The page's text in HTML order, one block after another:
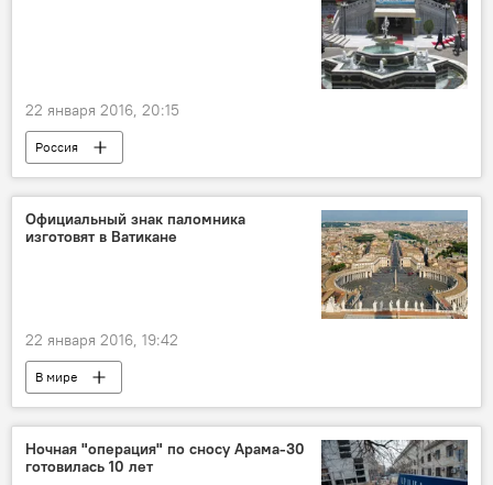
22 января 2016, 20:15
Россия
Официальный знак паломника
изготовят в Ватикане
22 января 2016, 19:42
В мире
Ночная "операция" по сносу Арама-30
готовилась 10 лет